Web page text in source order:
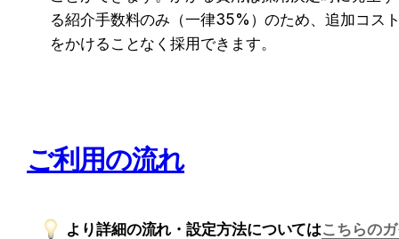
る紹介手数料のみ（一律35%）のため、追加コス
をかけることなく採用できます。
ご利用の流れ
より詳細の流れ・設定方法についてはこちらの